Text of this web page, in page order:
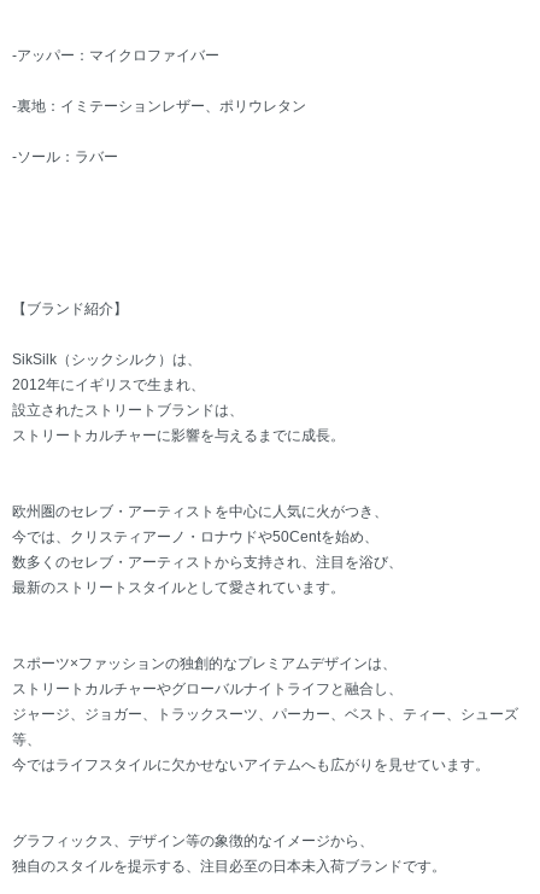
-アッパー：マイクロファイバー
-裏地：イミテーションレザー、ポリウレタン
-ソール：ラバー
【ブランド紹介】
SikSilk（シックシルク）は、
2012年にイギリスで生まれ、
設立されたストリートブランドは、
ストリートカルチャーに影響を与えるまでに成長。
欧州圏のセレブ・アーティストを中心に人気に火がつき、
今では、クリスティアーノ・ロナウドや50Centを始め、
数多くのセレブ・アーティストから支持され、注目を浴び、
最新のストリートスタイルとして愛されています。
スポーツ×ファッションの独創的なプレミアムデザインは、
ストリートカルチャーやグローバルナイトライフと融合し、
ジャージ、ジョガー、トラックスーツ、パーカー、ベスト、ティー、シューズ
等、
今ではライフスタイルに欠かせないアイテムへも広がりを見せています。
グラフィックス、デザイン等の象徴的なイメージから、
独自のスタイルを提示する、注目必至の日本未入荷ブランドです。